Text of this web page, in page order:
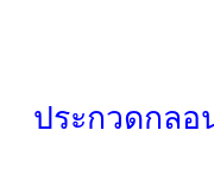
ประกวดกล